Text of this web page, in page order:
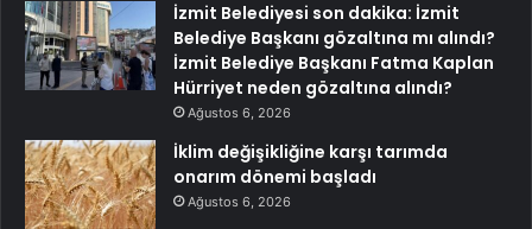
İzmit Belediyesi son dakika: İzmit
Belediye Başkanı gözaltına mı alındı?
İzmit Belediye Başkanı Fatma Kaplan
Hürriyet neden gözaltına alındı?
Ağustos 6, 2026
İklim değişikliğine karşı tarımda
onarım dönemi başladı
Ağustos 6, 2026